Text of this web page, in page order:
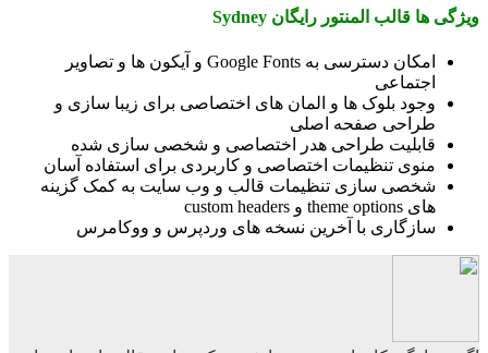
ویژگی ها قالب المنتور رایگان Sydney
امکان دسترسی به Google Fonts و آیکون ها و تصاویر
اجتماعی
وجود بلوک ها و المان های اختصاصی برای زیبا سازی و
طراحی صفحه اصلی
قابلیت طراحی هدر اختصاصی و شخصی سازی شده
منوی تنظیمات اختصاصی و کاربردی برای استفاده آسان
شخصی سازی تنظیمات قالب و وب سایت به کمک گزینه
های theme options و custom headers
سازگاری با آخرین نسخه های وردپرس و ووکامرس